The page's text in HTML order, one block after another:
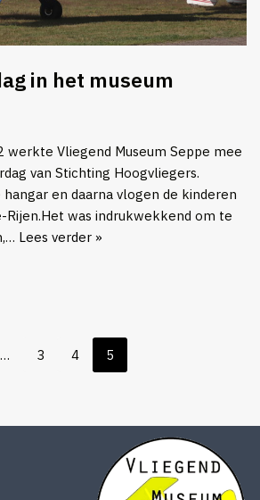
in het museum
werkte Vliegend Museum Seppe mee
van Stichting Hoogvliegers.
en daarna vlogen de kinderen
Rijen.Het was indrukwekkend om te
Lees verder »
… 3 4 5